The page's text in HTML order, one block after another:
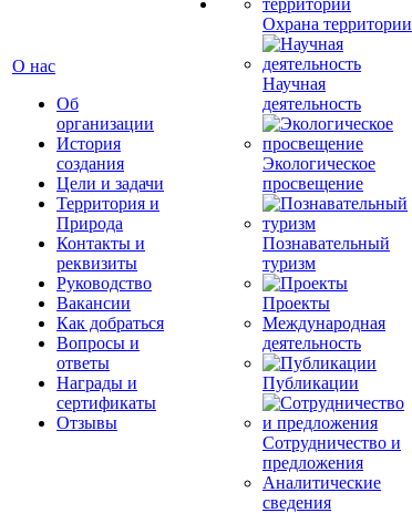
О нас
Об
организации
История
создания
Цели и задачи
Территория и
Природа
Контакты и
реквизиты
Руководство
Вакансии
Как добраться
Вопросы и
ответы
Награды и
сертификаты
Отзывы
Охрана территории
Научная
деятельность
Экологическое
просвещение
Познавательный
туризм
Проекты
Международная
деятельность
Публикации
Сотрудничество и
предложения
Аналитические
сведения